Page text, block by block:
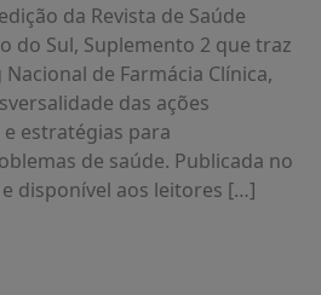
da Revista de Saúde
do Sul, Suplemento 2 que traz
de Farmácia Clínica,
das ações
estratégias para
de saúde. Publicada no
disponível aos leitores […]